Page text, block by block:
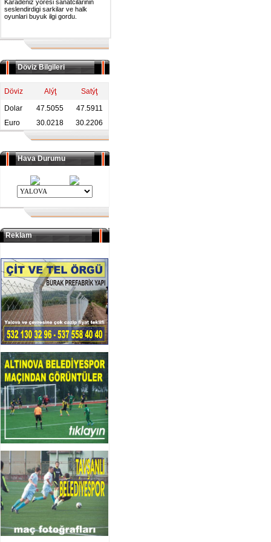
Karadeniz yoresi sanatcilarinin
seslendirdigi sarkilar ve halk
oyunlari buyuk ilgi gordu.
Döviz Bilgileri
Döviz Alýţ
Satýţ
Dolar
47.5055
47.5911
Euro
30.0218 30.2206
Hava Durumu
Reklam